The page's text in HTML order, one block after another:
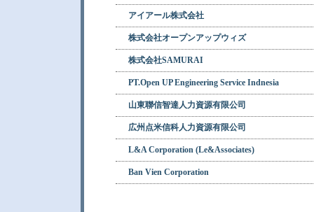
アイアール株式会社
株式会社オープンアップウィズ
株式会社SAMURAI
PT.Open UP Engineering Service Indnesia
山東聯信智達人力資源有限公司
広州点米信科人力資源有限公司
L&A Corporation (Le&Associates)
Ban Vien Corporation